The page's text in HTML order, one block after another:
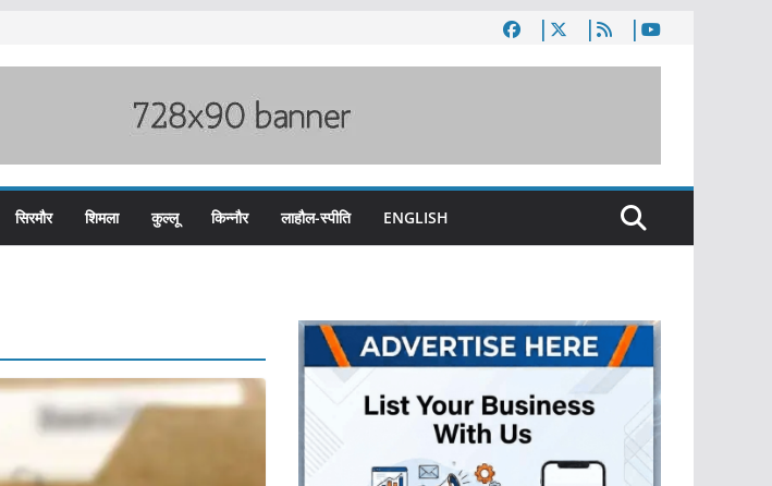
सिरमौर शिमला कुल्लू किन्नौर लाहौल-स्पीति ENGLISH